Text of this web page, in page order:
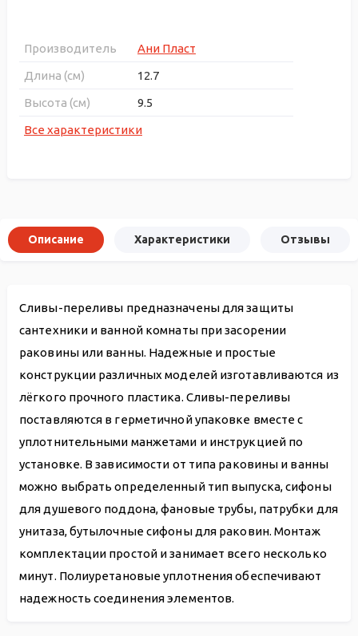
Производитель
Ани Пласт
Длина (см)
12.7
Высота (см)
9.5
Все характеристики
Описание Характеристики Отзывы
Сливы-переливы предназначены для защиты
сантехники и ванной комнаты при засорении
раковины или ванны. Надежные и простые
конструкции различных моделей изготавливаются из
лёгкого прочного пластика. Сливы-переливы
поставляются в герметичной упаковке вместе с
уплотнительными манжетами и инструкцией по
установке. В зависимости от типа раковины и ванны
можно выбрать определенный тип выпуска, сифоны
для душевого поддона, фановые трубы, патрубки для
унитаза, бутылочные сифоны для раковин. Монтаж
комплектации простой и занимает всего несколько
минут. Полиуретановые уплотнения обеспечивают
надежность соединения элементов.